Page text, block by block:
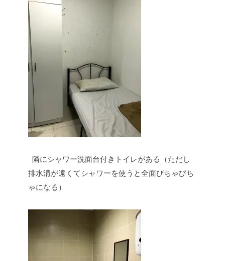
隣にシャワー洗面台付きトイレがある（ただし
排水溝が遠くてシャワーを使うと全面びちゃびち
ゃになる）